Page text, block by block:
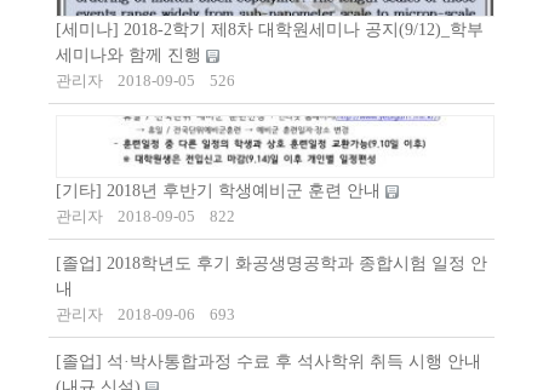
[세미나] 2018-2학기 제8차 대학원세미나 공지(9/12)_학부
세미나와 함께 진행
관리자
2018-09-05 526
[기타] 2018년 후반기 학생예비군 훈련 안내
관리자
2018-09-05 822
[졸업] 2018학년도 후기 화공생명공학과 종합시험 일정 안
내
관리자
2018-09-06 693
[졸업] 석·박사통합과정 수료 후 석사학위 취득 시행 안내